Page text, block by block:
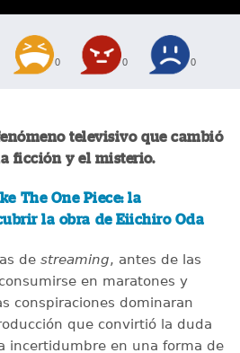
0 0 0
televisivo que cambió
ficción y el misterio.
The One Piece: la
la obra de Eiichiro Oda
de streaming, antes de las
en maratones y
conspiraciones dominaran
que convirtió la duda
incertidumbre en una forma de